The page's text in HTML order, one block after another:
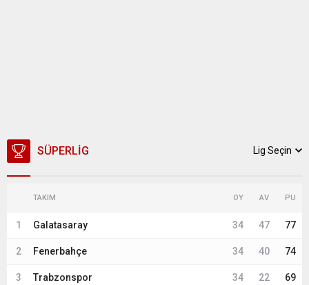
SÜPERLIG Lig Seçin
TAKIM OY AV PU
1 Galatasaray 34 47 77
2 Fenerbahçe 34 40 74
3 Trabzonspor 34 22 69